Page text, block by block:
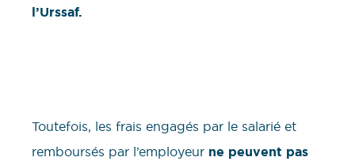
l’Urssaf.
Toutefois, les frais engagés par le salarié et
remboursés par l’employeur ne peuvent pas